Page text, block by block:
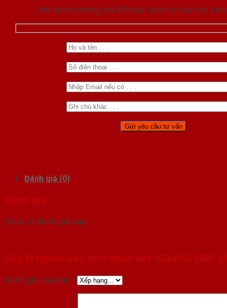
Liên hệ với chúng tôi để nhận được tư vấn chi tiết
Đánh giá (0)
Đánh giá
Chưa có đánh giá nào.
Hãy là người đầu tiên nhận xét “Cửa Gỗ HDF
Đánh giá của bạn *